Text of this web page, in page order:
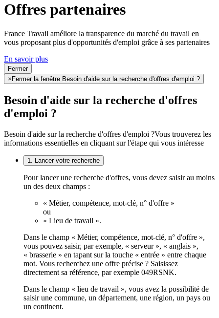
Offres partenaires
France Travail améliore la transparence du marché du travail en
vous proposant plus d'opportunités d'emploi grâce à ses partenaires
En savoir plus
Fermer
× Fermer la fenêtre Besoin d'aide sur la recherche d'offres d'emploi ?
Besoin d'aide sur la recherche d'offres
d'emploi ?
Besoin d'aide sur la recherche d'offres d'emploi ?Vous trouverez les
informations essentielles en cliquant sur l'étape qui vous intéresse
1. Lancer votre recherche
Pour lancer une recherche d'offres, vous devez saisir au moins
un des deux champs :
« Métier, compétence, mot-clé, n° d'offre »
ou
« Lieu de travail ».
Dans le champ « Métier, compétence, mot-clé, n° d'offre »,
vous pouvez saisir, par exemple, « serveur », « anglais »,
« brasserie » en tapant sur la touche « entrée » entre chaque
mot. Vous recherchez une offre précise ? Saisissez
directement sa référence, par exemple 049RSNK.
Dans le champ « lieu de travail », vous avez la possibilité de
saisir une commune, un département, une région, un pays ou
un continent.